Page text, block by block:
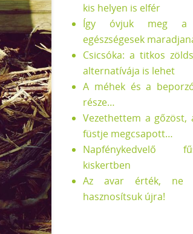
kis helyen is elfér
Így óvjuk meg a
egészségesek
Csicsóka: a titkos
alternatívája is lehet
A méhek és a
része…
Vezethettem a gőzöst,
füstje megcsapott…
Napfénykedvelő
kiskertben
Az avar érték, ne
hasznosítsuk újra!